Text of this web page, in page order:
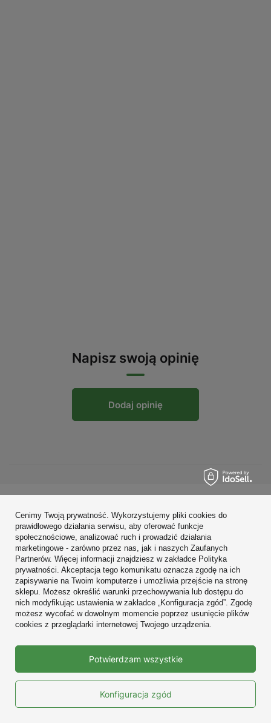
Napisz swoją opinię
Dodaj opinię
Zamówienia
Konto
Regulaminy
Zobacz również
W sklepie prezentujemy ceny brutto (z VAT).
Cenimy Twoją prywatność. Wykorzystujemy pliki cookies do
prawidłowego działania serwisu, aby oferować funkcje
społecznościowe, analizować ruch i prowadzić działania
marketingowe - zarówno przez nas, jak i naszych Zaufanych
Partnerów. Więcej informacji znajdziesz w zakładce Polityka
prywatności. Akceptacja tego komunikatu oznacza zgodę na ich
zapisywanie na Twoim komputerze i umożliwia przejście na stronę
sklepu. Możesz określić warunki przechowywania lub dostępu do
nich modyfikując ustawienia w zakładce „Konfiguracja zgód”. Zgodę
możesz wycofać w dowolnym momencie poprzez usunięcie plików
cookies z przeglądarki internetowej Twojego urządzenia.
Konfiguracja zgód
Potwierdzam wszystkie